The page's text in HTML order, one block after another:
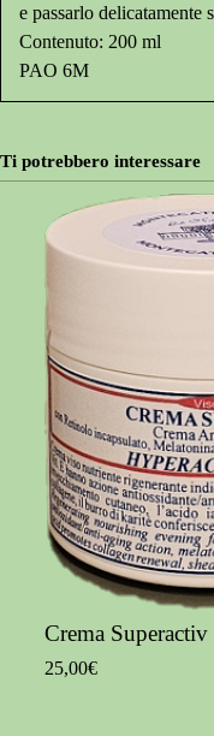
e passarlo delicatamente
Contenuto: 200 ml
PAO 6M
Ti potrebbero interessare
Crema Superactiv
25,00€